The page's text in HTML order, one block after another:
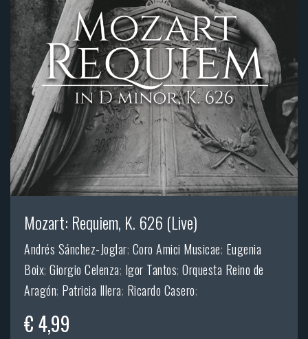
Mozart: Requiem, K. 626 (Live)
Andrés Sánchez-Joglar; Coro Amici Musicae; Eugenia
Boix; Giorgio Celenza; Igor Tantos; Orquesta Reino de
Aragón; Patricia Illera; Ricardo Casero;
€ 4,99